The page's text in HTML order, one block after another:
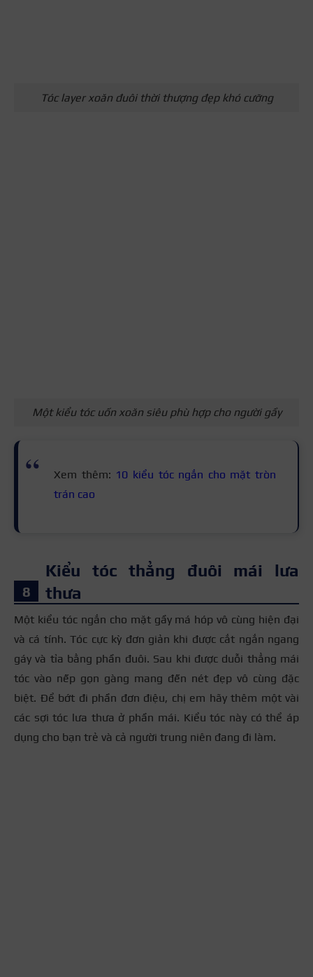
Tóc layer xoăn đuôi thời thượng đẹp khó cưỡng
Một kiểu tóc uốn xoăn siêu phù hợp cho người gầy
Xem thêm: 10 kiểu tóc ngắn cho mặt tròn
trán cao
Kiểu tóc thẳng đuôi mái lưa
thưa
Một kiểu tóc ngắn cho mặt gầy má hóp vô cùng hiện đại
và cá tính. Tóc cực kỳ đơn giản khi được cắt ngắn ngang
gáy và tỉa bằng phần đuôi. Sau khi được duỗi thẳng mái
tóc vào nếp gọn gàng mang đến nét đẹp vô cùng đặc
biệt. Để bớt đi phần đơn điệu, chị em hãy thêm một vài
các sợi tóc lưa thưa ở phần mái. Kiểu tóc này có thể áp
dụng cho bạn trẻ và cả người trung niên đang đi làm.